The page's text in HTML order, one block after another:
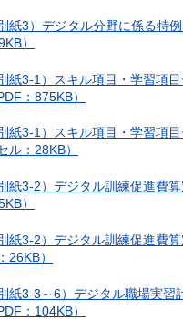
別紙3）デジタル分野に係る特
）
別紙3-1）スキル項目・学習項
：875KB）
別紙3-1）スキル項目・学習項
ル：28KB）
別紙3-2）デジタル訓練促進費
）
別紙3-2）デジタル訓練促進費
26KB）
別紙3-3～6）デジタル職場実習
：104KB）